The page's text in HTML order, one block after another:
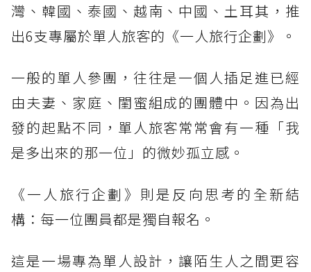
灣、韓國、泰國、越南、中國、土耳其，推
出6支專屬於單人旅客的《一人旅行企劃》。
一般的單人參團，往往是一個人插足進已經
由夫妻、家庭、閨蜜組成的團體中。因為出
發的起點不同，單人旅客常常會有一種「我
是多出來的那一位」的微妙孤立感。
《一人旅行企劃》則是反向思考的全新結
構：每一位團員都是獨自報名。
這是一場專為單人設計，讓陌生人之間更容